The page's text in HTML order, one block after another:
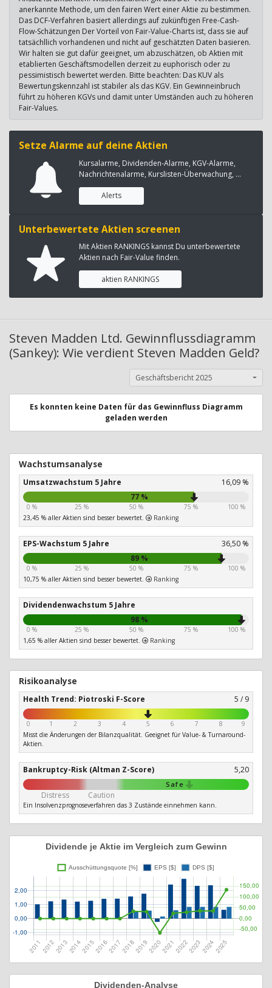
anerkannte Methode, um den fairen Wert einer Aktie zu bestimmen.
Das DCF-Verfahren basiert allerdings auf zukünftigen Free-Cash-
Flow-Schätzungen Der Vorteil von Fair-Value-Charts ist, dass sie auf
tatsächllich vorhandenen und nicht auf geschätzten Daten basieren.
Wir halten sie gut dafür geeignet, um abzuschätzen, ob Aktien mit
etablierten Geschäftsmodellen derzeit zu euphorisch oder zu
pessimistisch bewertet werden. Bitte beachten: Das KUV als
Bewertungskennzahl ist stabiler als das KGV. Ein Gewinneinbruch
führt zu höheren KGVs und damit unter Umständen auch zu höheren
Fair-Values.
Setze Alarme auf deine Aktien
Kursalarme, Dividenden-Alarme, KGV-Alarme,
Nachrichtenalarme, Kurslisten-Überwachung, ...
Alerts
Unterbewertete Aktien screenen
Mit Aktien RANKINGS kannst Du unterbewertete
Aktien nach Fair-Value finden.
aktien RANKINGS
Steven Madden Ltd. Gewinnflussdiagramm
(Sankey): Wie verdient Steven Madden Geld?
Geschäftsbericht 2025
Es konnten keine Daten für das Gewinnfluss Diagramm
geladen werden
Wachstumsanalyse
Umsatzwachstum 5 Jahre
16,09 %
77 %
0 % 25 % 50 % 75 %
100 %
23,45 % aller Aktien sind besser bewertet.
Ranking
EPS-Wachstum 5 Jahre
36,50 %
89 %
0 % 25 % 50 % 75 %
100 %
10,75 % aller Aktien sind besser bewertet.
Ranking
Dividendenwachstum 5 Jahre
98 %
0 % 25 % 50 % 75 %
100 %
1,65 % aller Aktien sind besser bewertet.
Ranking
Risikoanalyse
Health Trend: Piotroski F-Score 5 / 9
0 1 2 3 4 5 6 7 8
9
Misst die Änderungen der Bilanzqualität. Geeignet für Value- & Turnaround-
Aktien.
Bankruptcy-Risk (Altman Z-Score) 5,20
Safe
Distress Caution
Ein Insolvenzprognoseverfahren das 3 Zustände einnehmen kann.